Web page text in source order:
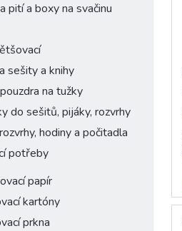
pití a boxy na svačinu
sešity a knihy
na tužky
do sešitů, pijáky, rozvrhy
hodiny a počitadla
potřeby
papír
kartóny
prkna